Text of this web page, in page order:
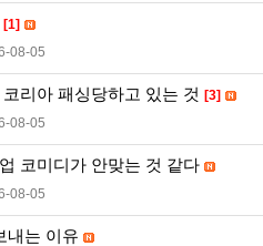
[1]
08-05
리아 패싱당하고 있는 것 [3]
08-05
코미디가 안맞는 것 같다
08-05
내는 이유